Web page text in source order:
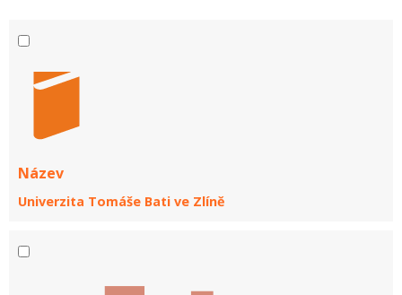
Název
Univerzita Tomáše Bati ve Zlíně